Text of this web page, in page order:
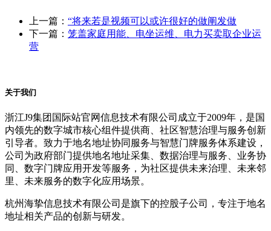
上一篇： “将来若是视频可以或许很好的做阐发做
下一篇： 笼盖家庭用能、电坐运维、电力买卖取企业运
营
关于我们
浙江J9集团国际站官网信息技术有限公司成立于2009年，是国
内领先的数字城市核心组件提供商、社区智慧治理与服务创新
引导者。致力于地名地址协同服务与智慧门牌服务体系建设，
公司为政府部门提供地名地址采集、数据治理与服务、业务协
同、数字门牌应用开发等服务，为社区提供未来治理、未来邻
里、未来服务的数字化应用场景。
杭州海挚信息技术有限公司是旗下的控股子公司，专注于地名
地址相关产品的创新与研发。